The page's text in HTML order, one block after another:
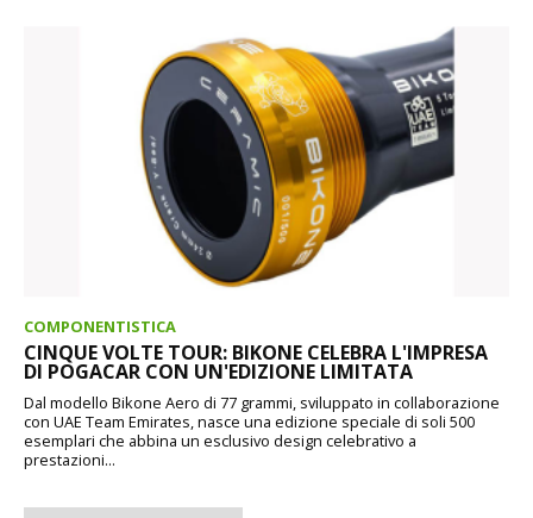
COMPONENTISTICA
CINQUE VOLTE TOUR: BIKONE CELEBRA L'IMPRESA
DI POGACAR CON UN'EDIZIONE LIMITATA
Dal modello Bikone Aero di 77 grammi, sviluppato in collaborazione
con UAE Team Emirates, nasce una edizione speciale di soli 500
esemplari che abbina un esclusivo design celebrativo a
prestazioni...